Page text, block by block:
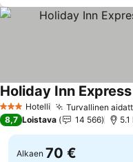
3 Tähtiluokitus
Hotelli Turvallinen
Holiday Inn
8,7 Loistava 14 566
Alkaen 70 €